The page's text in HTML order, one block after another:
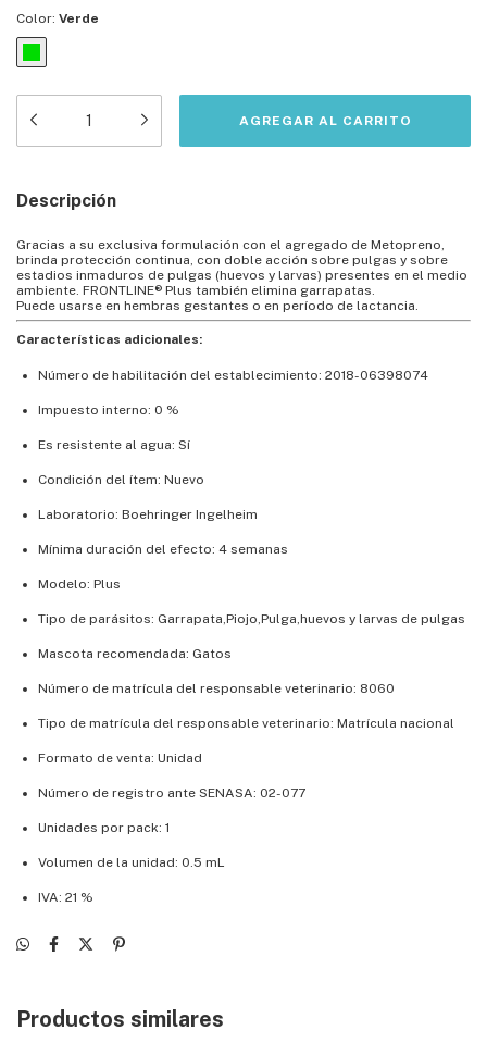
Color: Verde
Descripción
Gracias a su exclusiva formulación con el agregado de Metopreno,
brinda protección continua, con doble acción sobre pulgas y sobre
estadios inmaduros de pulgas (huevos y larvas) presentes en el medio
ambiente. FRONTLINE® Plus también elimina garrapatas.
Puede usarse en hembras gestantes o en período de lactancia.
Características adicionales:
Número de habilitación del establecimiento: 2018-06398074
Impuesto interno: 0 %
Es resistente al agua: Sí
Condición del ítem: Nuevo
Laboratorio: Boehringer Ingelheim
Mínima duración del efecto: 4 semanas
Modelo: Plus
Tipo de parásitos: Garrapata,Piojo,Pulga,huevos y larvas de pulgas
Mascota recomendada: Gatos
Número de matrícula del responsable veterinario: 8060
Tipo de matrícula del responsable veterinario: Matrícula nacional
Formato de venta: Unidad
Número de registro ante SENASA: 02-077
Unidades por pack: 1
Volumen de la unidad: 0.5 mL
IVA: 21 %
Productos similares